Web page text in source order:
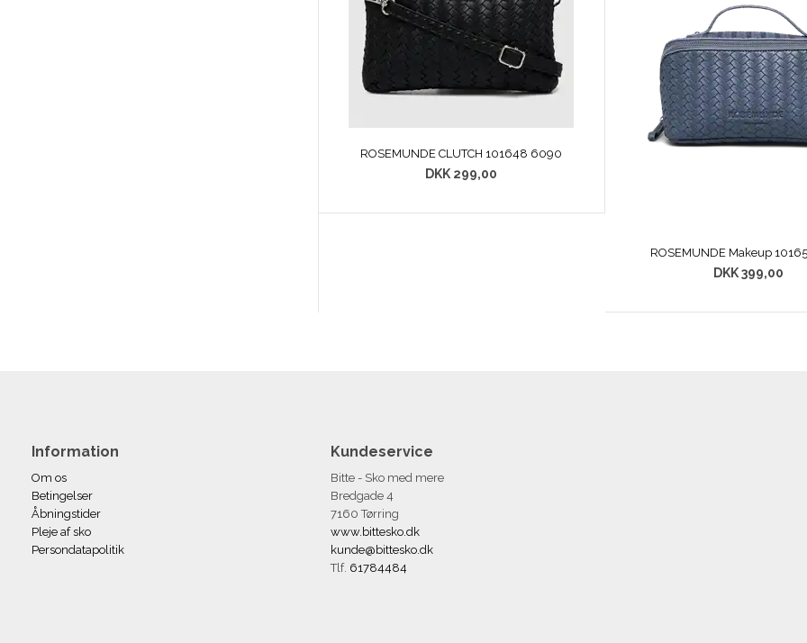
ROSEMUNDE CLUTCH 101648 6090
DKK 299,00
ROSEMUNDE Makeup
DKK 399,00
Information
Om os
Betingelser
Åbningstider
Pleje af sko
Persondatapolitik
Kundeservice
Bitte - Sko med mere
Bredgade 4
7160 Tørring
www.bittesko.dk
kunde@bittesko.dk
Tlf. 61784484